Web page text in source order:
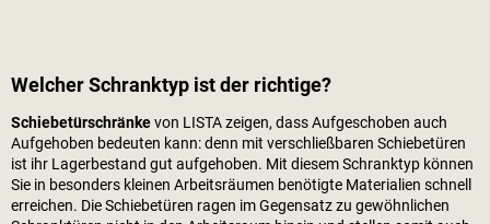
Welcher Schranktyp ist der richtige?
Schiebetürschränkevon LISTA zeigen, dass Aufgeschoben auch
Aufgehoben bedeuten kann: denn mit verschließbaren Schiebetüren
ist ihr Lagerbestand gut aufgehoben. Mit diesem Schranktyp können
Sie in besonders kleinen Arbeitsräumen benötigte Materialien schnell
erreichen. Die Schiebetüren ragen im Gegensatz zu gewöhnlichen